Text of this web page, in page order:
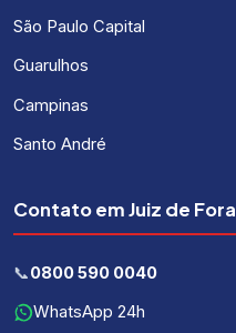
São Paulo Capital
Guarulhos
Campinas
Santo André
Contato em Juiz de Fora
📞0800 590 0040
WhatsApp 24h